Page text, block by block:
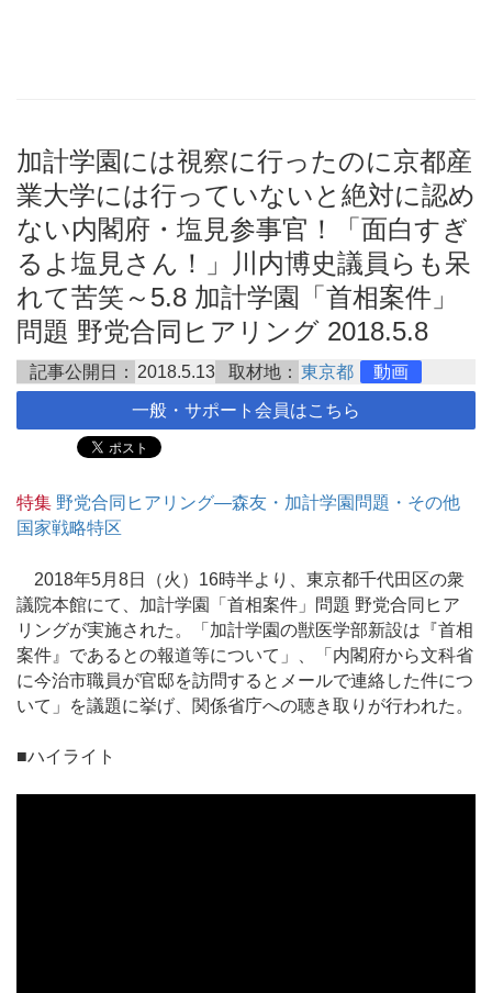
加計学園には視察に行ったのに京都産
業大学には行っていないと絶対に認め
ない内閣府・塩見参事官！「面白すぎ
るよ塩見さん！」川内博史議員らも呆
れて苦笑～5.8 加計学園「首相案件」
問題 野党合同ヒアリング 2018.5.8
記事公開日： 2018.5.13 取材地： 東京都 動画
一般・サポート会員はこちら
特集 野党合同ヒアリング―森友・加計学園問題・その他
国家戦略特区
2018年5月8日（火）16時半より、東京都千代田区の衆
議院本館にて、加計学園「首相案件」問題 野党合同ヒア
リングが実施された。「加計学園の獣医学部新設は『首相
案件』であるとの報道等について」、「内閣府から文科省
に今治市職員が官邸を訪問するとメールで連絡した件につ
いて」を議題に挙げ、関係省庁への聴き取りが行われた。
■ハイライト